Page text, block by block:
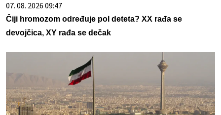
07. 08. 2026 09:47
Čiji hromozom određuje pol deteta? XX rađa se
devojčica, XY rađa se dečak